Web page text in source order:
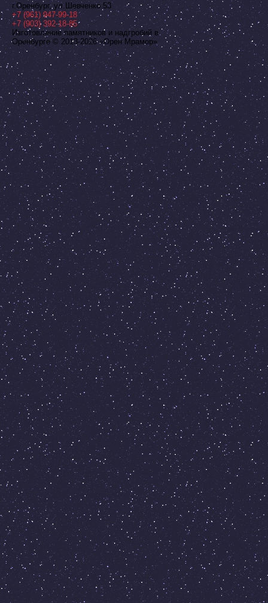
г.Оренбург, ул.Шевченко 53
+7 (961) 947-99-18
+7 (903) 392-18-85
Изготовление памятников и надгробий в
Оренбурге © 2013-2026 «Орен Мрамор»